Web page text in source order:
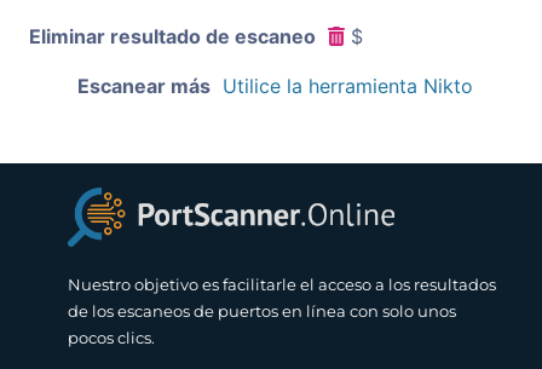
Eliminar resultado de escaneo $
Escanear más Utilice la herramienta Nikto
Nuestro objetivo es facilitarle el acceso a los resultados
de los escaneos de puertos en línea con solo unos
pocos clics.